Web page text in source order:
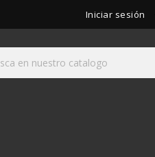
Iniciar sesión